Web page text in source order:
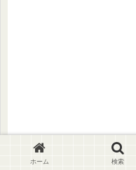
ホーム 検索